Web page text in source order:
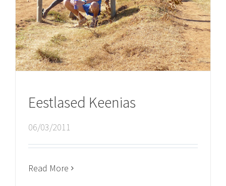
Eestlased Keenias
06/03/2011
Read More